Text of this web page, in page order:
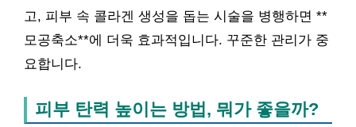
고, 피부 속 콜라겐 생성을 돕는 시술을 병행하면 **
모공축소**에 더욱 효과적입니다. 꾸준한 관리가 중
요합니다.
피부 탄력 높이는 방법, 뭐가 좋을까?